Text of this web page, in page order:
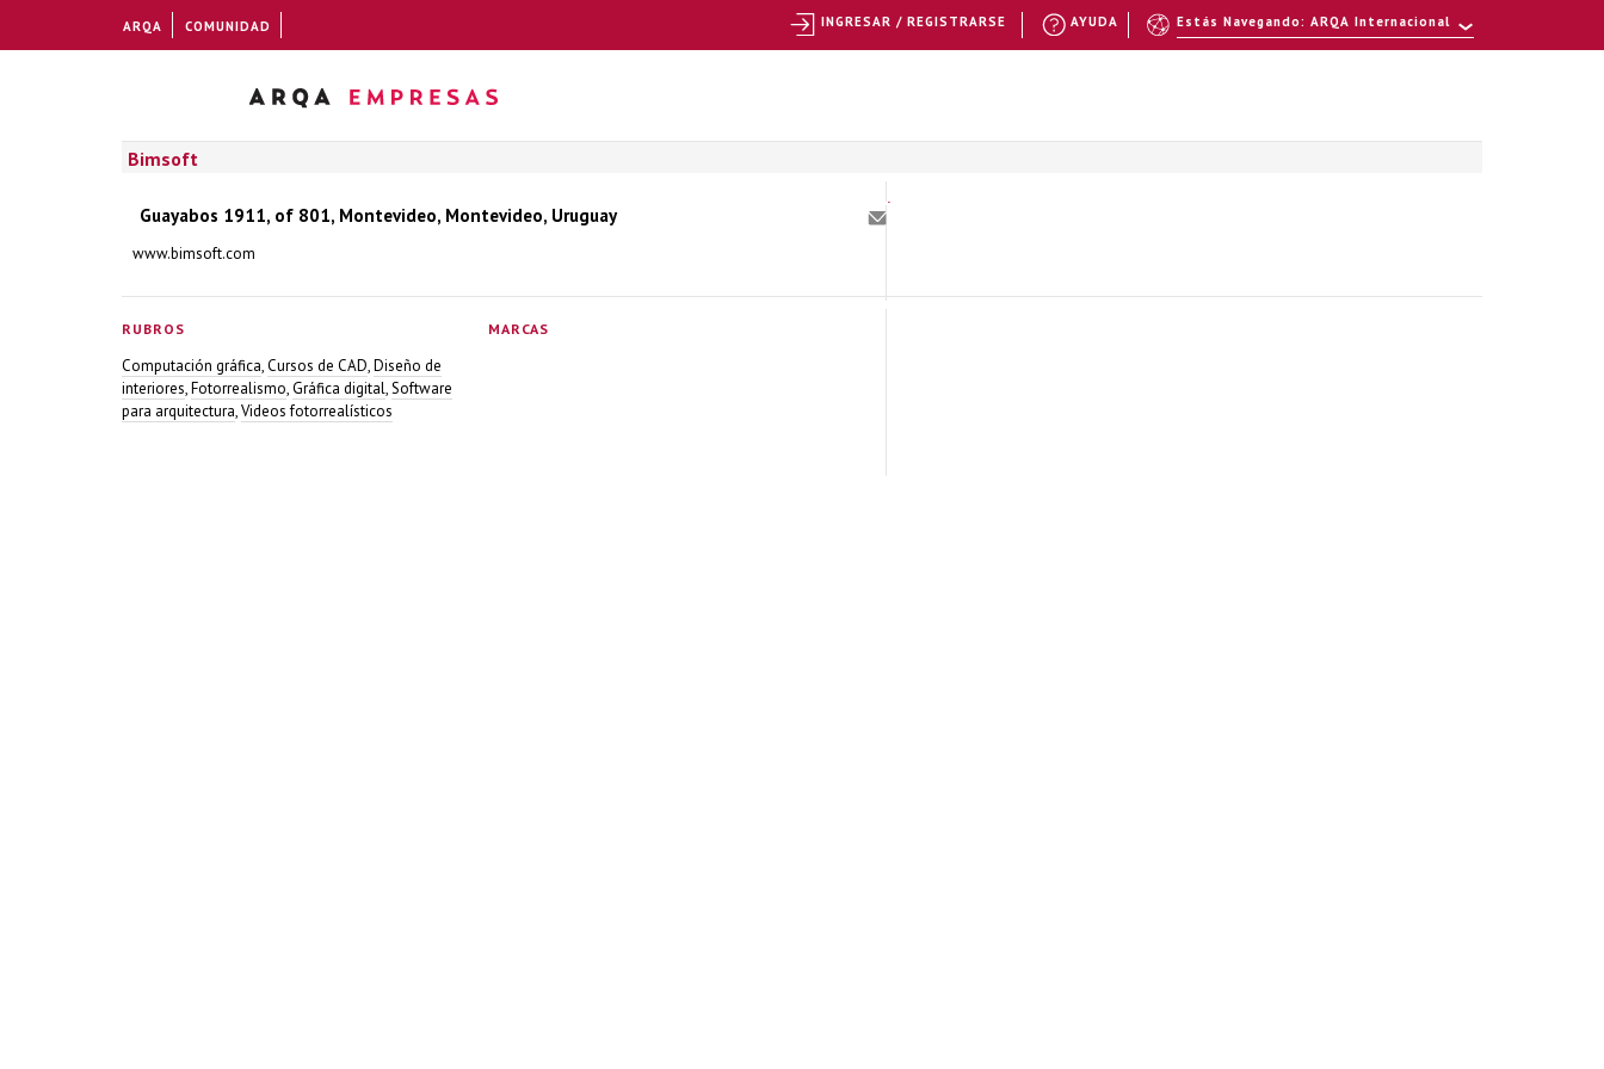
Bimsoft
Guayabos 1911, of 801, Montevideo, Montevideo, Uruguay
www.bimsoft.com
RUBROS
Computación gráfica,Cursos de CAD,Diseño de
interiores,Fotorrealismo,Gráfica digital,Software
para arquitectura,Videos fotorrealísticos
MARCAS
ARQA COMUNIDAD Estás Navegando: ARQA Internacional
AYUDA
INGRESAR / REGISTRARSE